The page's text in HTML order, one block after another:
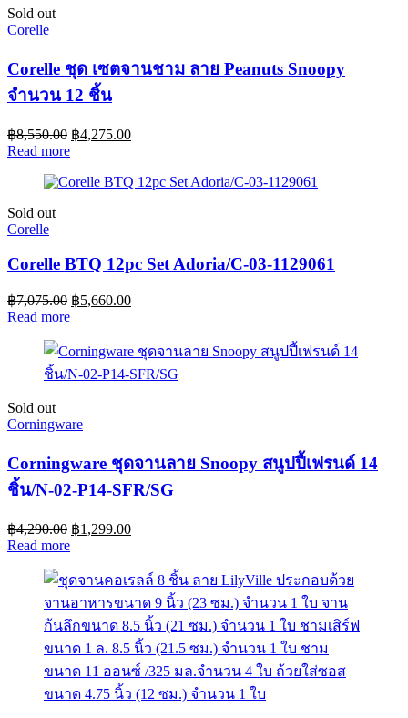
Sold out
Corelle
Corelle ชุด เซตจานชาม ลาย Peanuts Snoopy
จำนวน 12 ชิ้น
฿8,550.00 ฿4,275.00
Read more
Sold out
Corelle
Corelle BTQ 12pc Set Adoria/C-03-1129061
฿7,075.00 ฿5,660.00
Read more
Sold out
Corningware
Corningware ชุดจานลาย Snoopy สนูปปี้เฟรนด์ 14
ชิ้น/N-02-P14-SFR/SG
฿4,290.00 ฿1,299.00
Read more